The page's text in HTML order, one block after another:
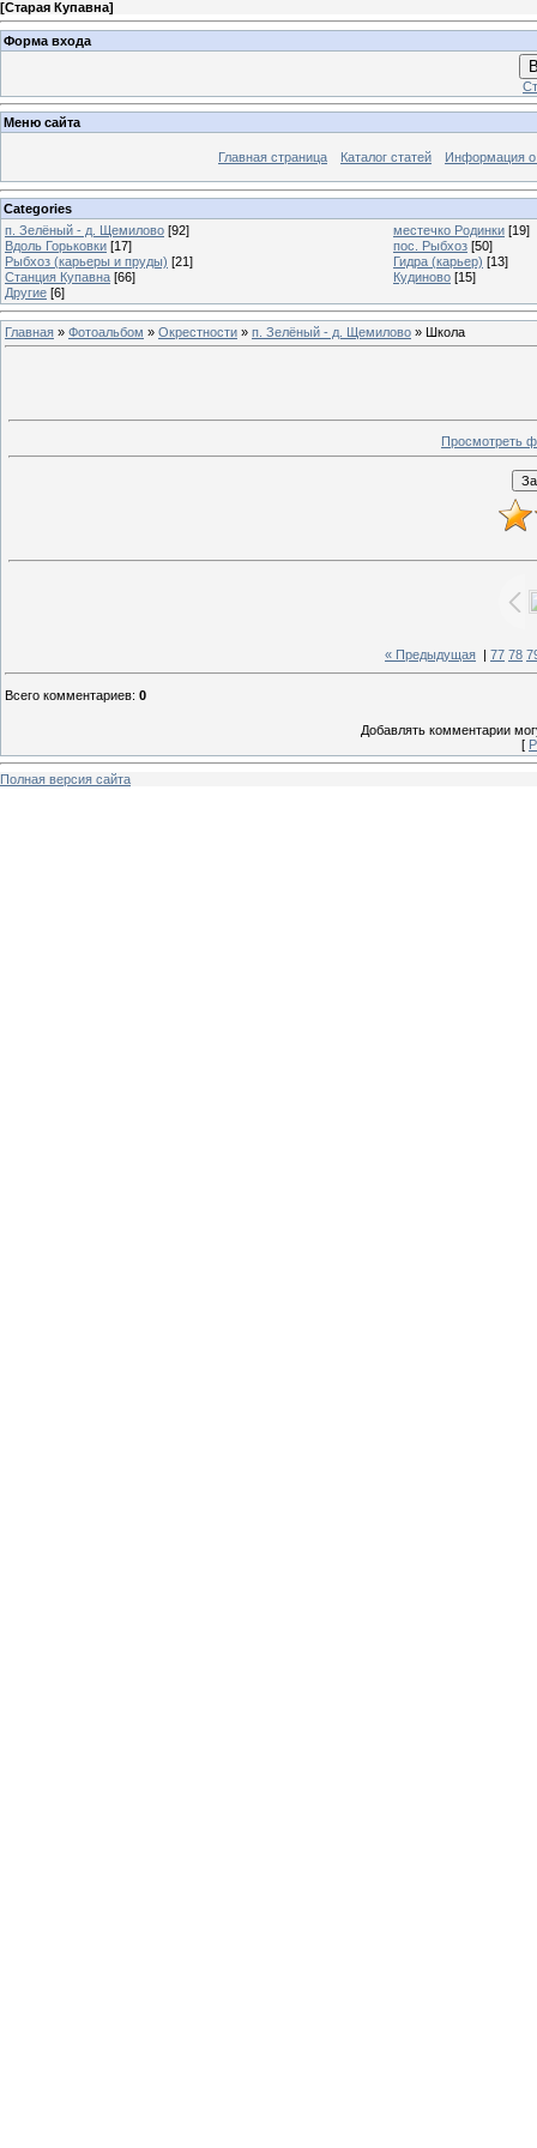
[Старая Купавна]
Форма входа
Меню сайта
Главная страница Каталог статей Информация о
Categories
п. Зелёный - д. Щемилово [92] местечко Родинки [19]
Вдоль Горьковки [17] пос. Рыбхоз [50]
Рыбхоз (карьеры и пруды) [21] Гидра (карьер) [13]
Станция Купавна [66] Кудиново [15]
Другие [6]
Главная » Фотоальбом » Окрестности » п. Зелёный - д. Щемилово » Школа
Просмотреть
« Предыдущая 77 78
Всего комментариев: 0
Добавлять комментарии
[
Полная версия сайта